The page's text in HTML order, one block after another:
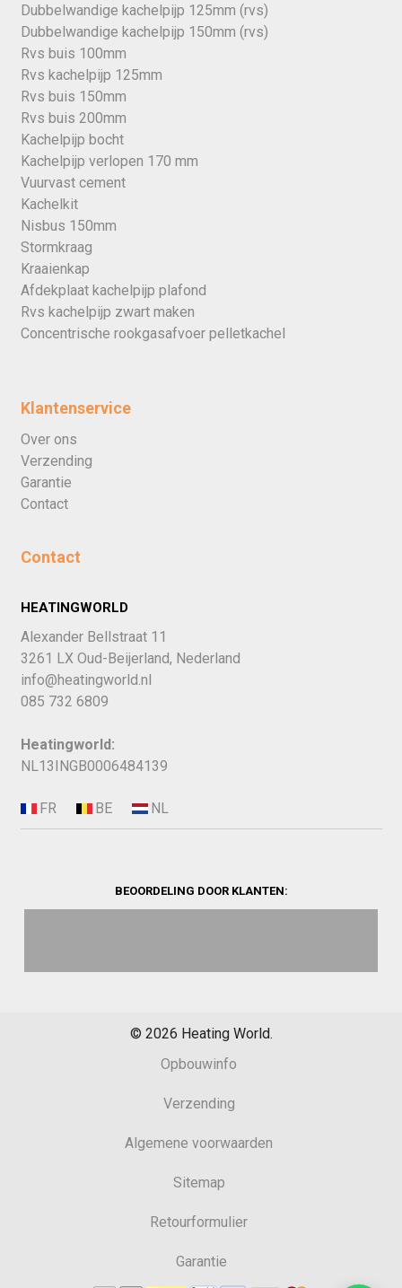
Dubbelwandige kachelpijp 125mm (rvs)
Dubbelwandige kachelpijp 150mm (rvs)
Rvs buis 100mm
Rvs kachelpijp 125mm
Rvs buis 150mm
Rvs buis 200mm
Kachelpijp bocht
Kachelpijp verlopen 170 mm
Vuurvast cement
Kachelkit
Nisbus 150mm
Stormkraag
Kraaienkap
Afdekplaat kachelpijp plafond
Rvs kachelpijp zwart maken
Concentrische rookgasafvoer pelletkachel
Klantenservice
Over ons
Verzending
Garantie
Contact
Contact
HEATINGWORLD
Alexander Bellstraat 11
3261 LX Oud-Beijerland, Nederland
info@heatingworld.nl
085 732 6809
Heatingworld:
NL13INGB0006484139
BEOORDELING DOOR KLANTEN:
© 2026 Heating World.
Opbouwinfo
Verzending
Algemene voorwaarden
Sitemap
Retourformulier
Garantie